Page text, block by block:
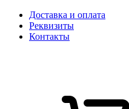
Доставка и оплата
Реквизиты
Контакты